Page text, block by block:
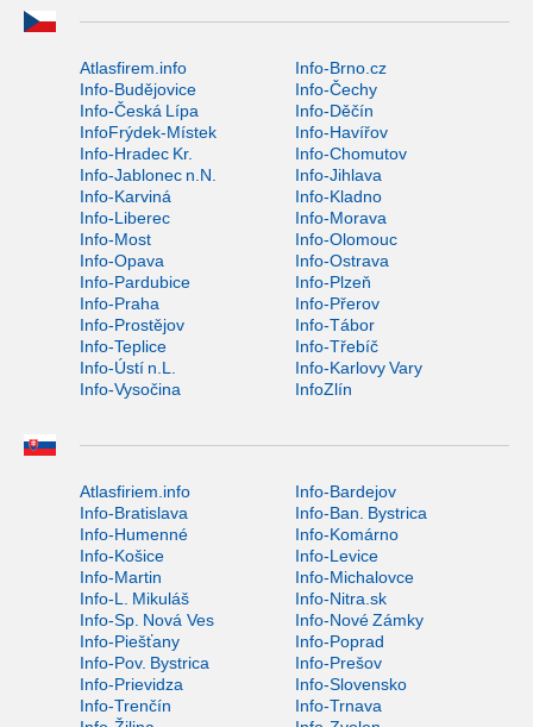
Atlasfirem.info
Info-Brno.cz
Info-Budějovice
Info-Čechy
Info-Česká Lípa
Info-Děčín
InfoFrýdek-Místek
Info-Havířov
Info-Hradec Kr.
Info-Chomutov
Info-Jablonec n.N.
Info-Jihlava
Info-Karviná
Info-Kladno
Info-Liberec
Info-Morava
Info-Most
Info-Olomouc
Info-Opava
Info-Ostrava
Info-Pardubice
Info-Plzeň
Info-Praha
Info-Přerov
Info-Prostějov
Info-Tábor
Info-Teplice
Info-Třebíč
Info-Ústí n.L.
Info-Karlovy Vary
Info-Vysočina
InfoZlín
Atlasfiriem.info
Info-Bardejov
Info-Bratislava
Info-Ban. Bystrica
Info-Humenné
Info-Komárno
Info-Košice
Info-Levice
Info-Martin
Info-Michalovce
Info-L. Mikuláš
Info-Nitra.sk
Info-Sp. Nová Ves
Info-Nové Zámky
Info-Piešťany
Info-Poprad
Info-Pov. Bystrica
Info-Prešov
Info-Prievidza
Info-Slovensko
Info-Trenčín
Info-Trnava